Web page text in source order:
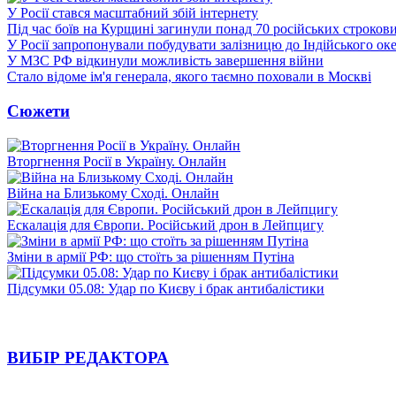
У Росії стався масштабний збій інтернету
Під час боїв на Курщині загинули понад 70 російських
У Росії запропонували побудувати залізницю до Індійського
У МЗС РФ відкинули можливість завершення війни
Стало відоме ім'я генерала, якого таємно поховали в Москві
Сюжети
Вторгнення Росії в Україну. Онлайн
Війна на Близькому Сході. Онлайн
Ескалація для Європи. Російський дрон в Лейпцигу
Зміни в армії РФ: що стоїть за рішенням Путіна
Підсумки 05.08: Удар по Києву і брак антибалістики
ВИБІР РЕДАКТОРА